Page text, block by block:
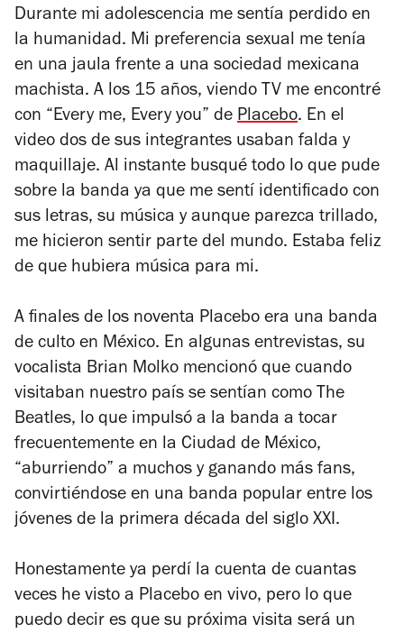
Durante mi adolescencia me sentía perdido en
la humanidad. Mi preferencia sexual me tenía
en una jaula frente a una sociedad mexicana
machista. A los 15 años, viendo TV me encontré
con “Every me, Every you” de Placebo. En el
video dos de sus integrantes usaban falda y
maquillaje. Al instante busqué todo lo que pude
sobre la banda ya que me sentí identificado con
sus letras, su música y aunque parezca trillado,
me hicieron sentir parte del mundo. Estaba feliz
de que hubiera música para mi.
A finales de los noventa Placebo era una banda
de culto en México. En algunas entrevistas, su
vocalista Brian Molko mencionó que cuando
visitaban nuestro país se sentían como The
Beatles, lo que impulsó a la banda a tocar
frecuentemente en la Ciudad de México,
“aburriendo” a muchos y ganando más fans,
convirtiéndose en una banda popular entre los
jóvenes de la primera década del siglo XXI.
Honestamente ya perdí la cuenta de cuantas
veces he visto a Placebo en vivo, pero lo que
puedo decir es que su próxima visita será un